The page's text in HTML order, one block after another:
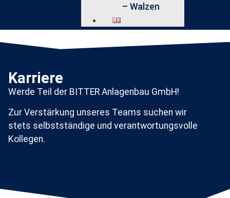
– Walzen
Karriere
Werde Teil der BITTER Anlagenbau GmbH!
Zur Verstärkung unseres Teams suchen wir
stets selbstständige und verantwortungsvolle
Kollegen.